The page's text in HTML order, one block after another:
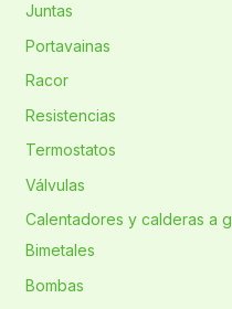
Juntas
Portavainas
Racor
Resistencias
Termostatos
Válvulas
Calentadores y calderas a
Bimetales
Bombas